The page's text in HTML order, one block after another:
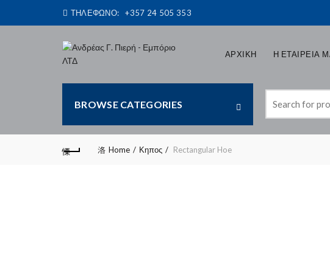
ΤΗΛΕΦΩΝΟ: +357 24 505 353
ΑΡΧΙΚΗ Η ΕΤΑΙΡΕΙΑ
BROWSE CATEGORIES
for:
Home Κηπος Rectangular Hoe